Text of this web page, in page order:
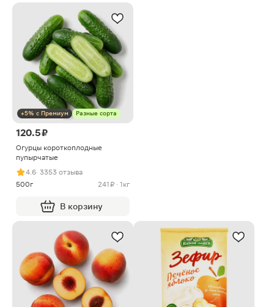
+5% с Премиум Разные сорта
120.5 ₽
Огурцы короткоплодные
пупырчатые
4.6· 3353 отзыва
500г
241 ₽ · 1кг
В корзину